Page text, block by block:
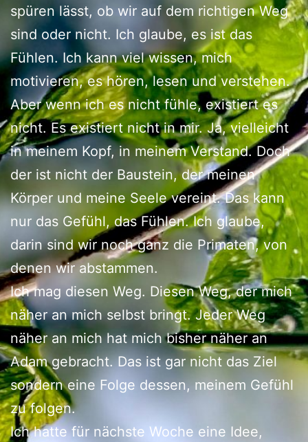
spüren lässt, ob wir auf dem richtigen Weg
sind oder nicht. Ich glaube, es ist das
Fühlen. Ich kann viel wissen, mich
motivieren, es hören, lesen und verstehen.
Aber wenn ich es nicht fühle, existiert es
nicht. Es existiert nicht in mir. Ja, vielleicht
in meinem Kopf, in meinem Verstand. Doch
der ist nicht der Baustein, der meinen
Körper und meine Seele vereint. Das kann
nur das Gefühl, das Fühlen. Ich glaube,
darin sind wir noch ganz die Primaten, von
denen wir abstammen.
Ich mag diesen Weg. Diesen Weg, der mich
näher an mich selbst bringt. Jeder Weg
näher an mich hat mich bisher näher an
Adam gebracht. Das ist gar nicht das Ziel
sondern eine Folge dessen, meinem Gefühl
zu folgen.
Ich hatte für nächste Woche eine Idee,